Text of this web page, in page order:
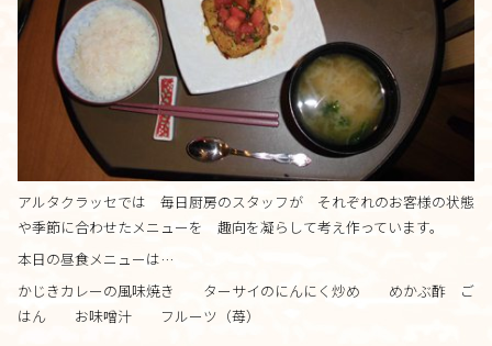
施設について
由来
施設内・設備
施設概要
アクセス
受付時間 9:00-18:00
アルタクラッセでは 毎日厨房のスタッフが それぞれのお客様の状態
や季節に合わせたメニューを 趣向を凝らして考え作っています。
本日の昼食メニューは…
かじきカレーの風味焼き ターサイのにんにく炒め めかぶ酢 ご
はん お味噌汁 フルーツ（苺）